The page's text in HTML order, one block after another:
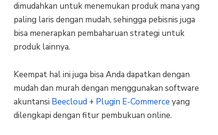
dimudahkan untuk menemukan produk mana yang
paling laris dengan mudah, sehingga pebisnis juga
bisa menerapkan pembaharuan strategi untuk
produk lainnya.
Keempat hal ini juga bisa Anda dapatkan dengan
mudah dan murah dengan menggunakan software
akuntansi Beecloud + Plugin E-Commerce yang
dilengkapi dengan fitur pembukuan online.